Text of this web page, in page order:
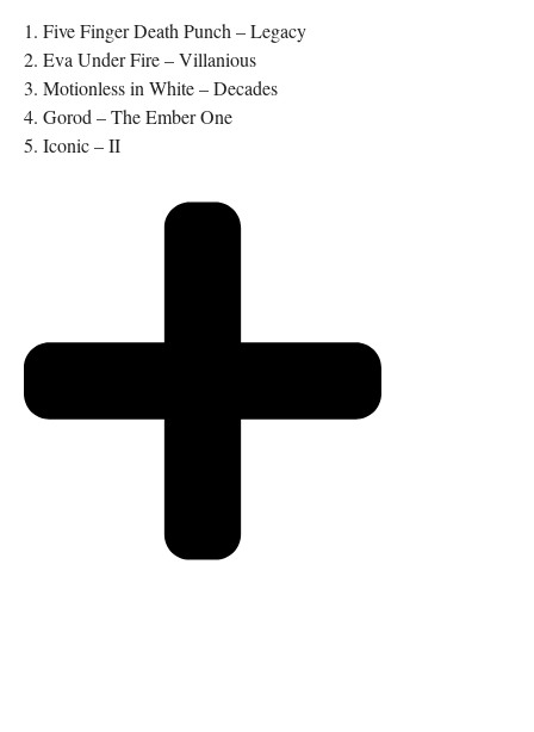
1. Five Finger Death Punch – Legacy
2. Eva Under Fire – Villanious
3. Motionless in White – Decades
4. Gorod – The Ember One
5. Iconic – II